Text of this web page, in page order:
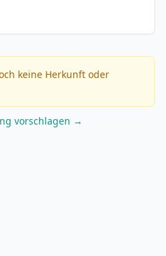
keine Herkunft oder
vorschlagen →